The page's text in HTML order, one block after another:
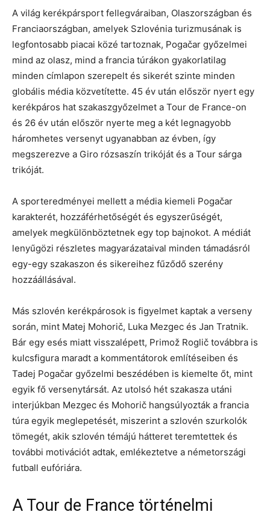
A világ kerékpársport fellegváraiban, Olaszországban és
Franciaországban, amelyek Szlovénia turizmusának is
legfontosabb piacai közé tartoznak, Pogačar győzelmei
mind az olasz, mind a francia túrákon gyakorlatilag
minden címlapon szerepelt és sikerét szinte minden
globális média közvetítette. 45 év után először nyert egy
kerékpáros hat szakaszgyőzelmet a Tour de France-on
és 26 év után először nyerte meg a két legnagyobb
háromhetes versenyt ugyanabban az évben, így
megszerezve a Giro rózsaszín trikóját és a Tour sárga
trikóját.
A sporteredményei mellett a média kiemeli Pogačar
karakterét, hozzáférhetőségét és egyszerűségét,
amelyek megkülönböztetnek egy top bajnokot. A médiát
lenyűgözi részletes magyarázataival minden támadásról
egy-egy szakaszon és sikereihez fűződő szerény
hozzáállásával.
Más szlovén kerékpárosok is figyelmet kaptak a verseny
során, mint Matej Mohorič, Luka Mezgec és Jan Tratnik.
Bár egy esés miatt visszalépett, Primož Roglič továbbra is
kulcsfigura maradt a kommentátorok említéseiben és
Tadej Pogačar győzelmi beszédében is kiemelte őt, mint
egyik fő versenytársát. Az utolsó hét szakasza utáni
interjúkban Mezgec és Mohorič hangsúlyozták a francia
túra egyik meglepetését, miszerint a szlovén szurkolók
tömegét, akik szlovén témájú hátteret teremtettek és
további motivációt adtak, emlékeztetve a németországi
futball eufóriára.
A Tour de France történelmi